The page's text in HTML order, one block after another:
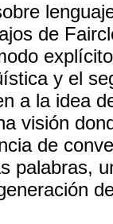
de
y el
a la idea
visión
de
palabras,